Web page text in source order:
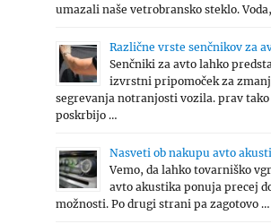
umazali naše vetrobransko steklo.
Različne vrste senčnikov za
Senčniki za avto lahko
izvrstni pripomoček za
segrevanja notranjosti vozila. prav tako
poskrbijo …
Nasveti ob nakupu avto
Vemo, da lahko tovarniško
avto akustika ponuja precej
možnosti. Po drugi strani pa zagotovo …